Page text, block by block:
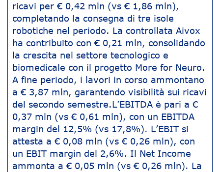
ricavi per € 0,42 mln (vs € 1,86 mln),
completando la consegna di tre isole
robotiche nel periodo. La controllata Aivox
ha contribuito con € 0,21 mln, consolidando
la crescita nel settore tecnologico e
biomedicale con il progetto More for Neuro.
A fine periodo, i lavori in corso ammontano
a € 3,87 mln, garantendo visibilità sui ricavi
del secondo semestre.L’EBITDA è pari a €
0,37 mln (vs € 0,61 mln), con un EBITDA
margin del 12,5% (vs 17,8%). L’EBIT si
attesta a € 0,08 mln (vs € 0,26 mln), con
un EBIT margin del 2,6%. Il Net Income
ammonta a € 0,05 mln (vs € 0,26 mln). La